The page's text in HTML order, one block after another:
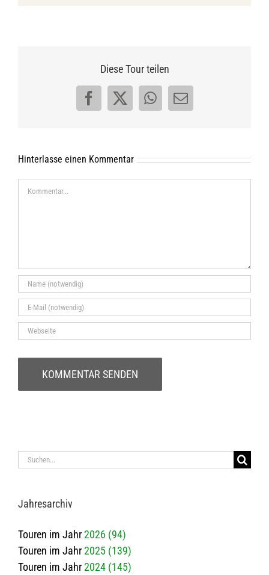
Diese Tour teilen
Facebook
X WhatsApp
E-
Hinterlasse einen Kommentar
Kommentar
Suche
Jah­res­ar­chiv
Touren im Jahr2026 (94)
Touren im Jahr2025 (139)
Touren im Jahr2024 (145)